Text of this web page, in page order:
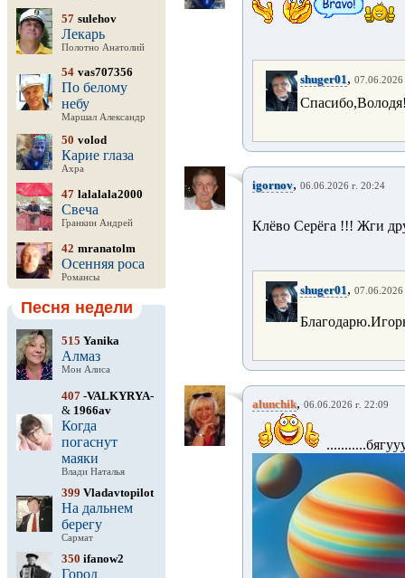
57 sulehov
Лекарь
Полотно Анатолий
54 vas707356
По белому
небу
Маршал Александр
50 volod
Карие глаза
Ахра
47 lalalala2000
Свеча
Гранкин Андрей
42 mranatolm
Осенняя роса
Романсы
Песня недели
515 Yanika
Алмаз
Мон Алиса
407 -VALKYRYA-
& 1966av
Когда
погаснут
маяки
Влади Наталья
399 Vladavtopilot
На дальнем
берегу
Сармат
350 ifanow2
Город
shuger01, 07.06.2026
igornov, 06.06.2026 г. 20:24
Клёво Серёга !!! Жги
shuger01, 07.06.2026
alunchik, 06.06.2026 г. 22:09